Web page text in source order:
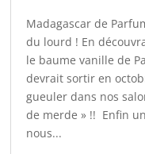
Madagascar de
du lourd ! En
le baume vanille de
devrait sortir en
gueuler dans nos
de merde » !! Enfin
nous...